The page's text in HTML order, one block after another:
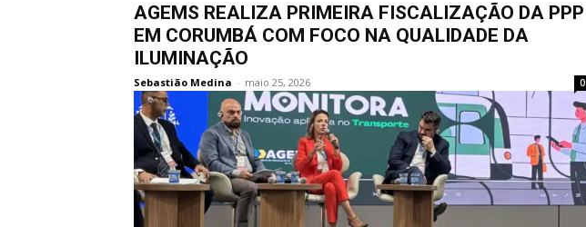
AGEMS REALIZA PRIMEIRA FISCALIZAÇÃO DA PPP
EM CORUMBÁ COM FOCO NA QUALIDADE DA
ILUMINAÇÃO
Sebastião Medina - maio 25, 2026 0